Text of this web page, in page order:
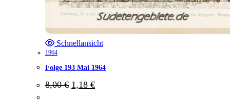
Schnellansicht
1964
Folge 193 Mai 1964
8,00€ Ursprünglicher
Preis
1,18 €Aktueller
Preis